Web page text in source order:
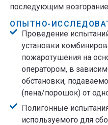
последующим
ОПЫТНО-
Проведение
установки
пожаротушения на
оператором, в
обстановки,
(пена/порошок) от
Полигонные
используемого для